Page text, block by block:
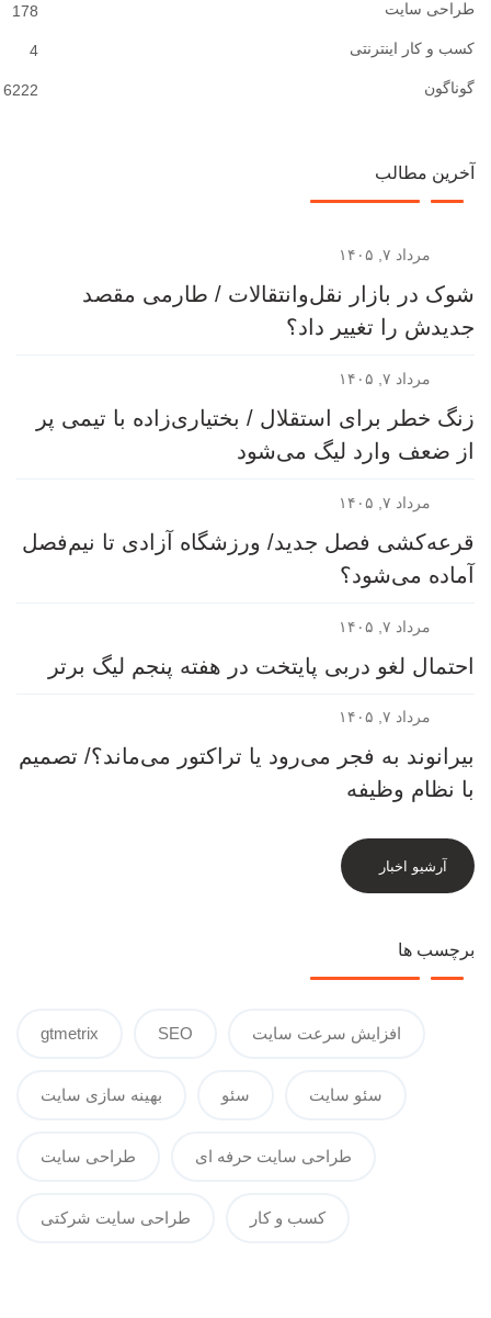
178 طراحی سایت
4 کسب و کار اینترنتی
6222 گوناگون
آخرین مطالب
مرداد ۷, ۱۴۰۵
شوک در بازار نقل‌وانتقالات / طارمی مقصد
جدیدش را تغییر داد؟
مرداد ۷, ۱۴۰۵
زنگ خطر برای استقلال / بختیاری‌زاده با تیمی پر
از ضعف وارد لیگ می‌شود
مرداد ۷, ۱۴۰۵
قرعه‎‌کشی فصل جدید/ ورزشگاه آزادی تا نیم‌فصل
آماده می‌شود؟
مرداد ۷, ۱۴۰۵
احتمال لغو دربی پایتخت در هفته پنجم لیگ برتر
مرداد ۷, ۱۴۰۵
بیرانوند به فجر می‌رود یا تراکتور می‌ماند؟/ تصمیم
با نظام وظیفه
آرشیو اخبار
برچسب ها
gtmetrix SEO افزایش سرعت سایت
بهینه سازی سایت سئو سئو سایت
طراحی سایت طراحی سایت حرفه ای
طراحی سایت شرکتی کسب و کار